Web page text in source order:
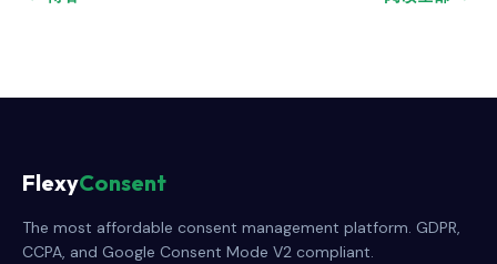
FlexyConsent
The most affordable consent management platform. GDPR,
CCPA, and Google Consent Mode V2 compliant.